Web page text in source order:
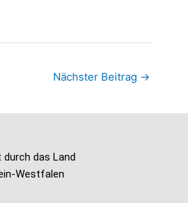
Nächster Beitrag →
das Land
Westfalen